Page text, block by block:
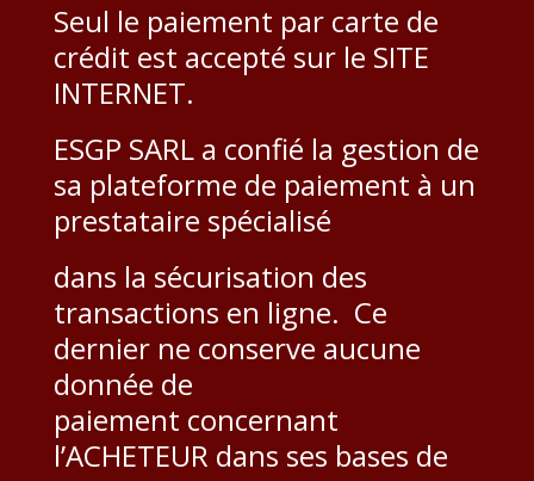
Seul le paiement par carte de
crédit est accepté sur le SITE
INTERNET.
ESGP SARL a confié la gestion de
sa plateforme de paiement à un
prestataire spécialisé
dans la sécurisation des
transactions en ligne. Ce
dernier ne conserve aucune
donnée de
paiement concernant
l’ACHETEUR dans ses bases de